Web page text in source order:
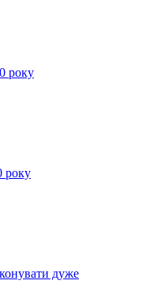
року
року
дуже